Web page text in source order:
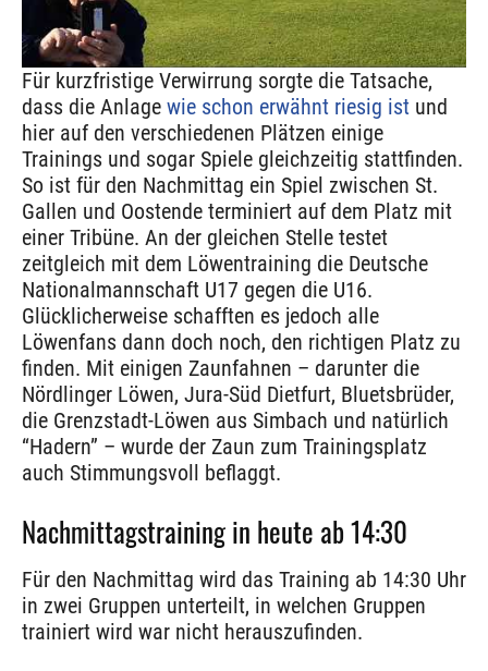
Für kurzfristige Verwirrung sorgte die Tatsache,
dass die Anlage wie schon erwähnt riesig ist und
hier auf den verschiedenen Plätzen einige
Trainings und sogar Spiele gleichzeitig stattfinden.
So ist für den Nachmittag ein Spiel zwischen St.
Gallen und Oostende terminiert auf dem Platz mit
einer Tribüne. An der gleichen Stelle testet
zeitgleich mit dem Löwentraining die Deutsche
Nationalmannschaft U17 gegen die U16.
Glücklicherweise schafften es jedoch alle
Löwenfans dann doch noch, den richtigen Platz zu
finden. Mit einigen Zaunfahnen – darunter die
Nördlinger Löwen, Jura-Süd Dietfurt, Bluetsbrüder,
die Grenzstadt-Löwen aus Simbach und natürlich
“Hadern” – wurde der Zaun zum Trainingsplatz
auch Stimmungsvoll beflaggt.
Nachmittagstraining in heute ab 14:30
Für den Nachmittag wird das Training ab 14:30 Uhr
in zwei Gruppen unterteilt, in welchen Gruppen
trainiert wird war nicht herauszufinden.